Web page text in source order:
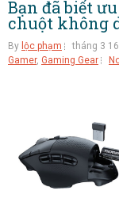
Bạn đã biết
chuột không
By lộc phạm tháng 3
Gamer, Gaming Gear